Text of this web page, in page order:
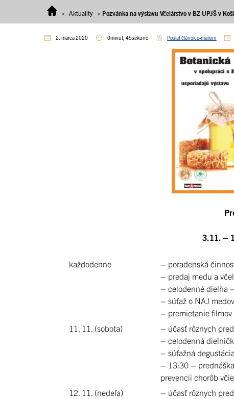
> Aktuality > Pozvánka na výstavu Včelárstvo v BZ UPJŠ v
2. marca 2020 0minút, 45sekúnd Poslať článok e-mailom
3.11. –
každodenne
– poradenská
– predaj medu a
– celodenné dielňa
– súťaž o NAJ
– premietanie filmov
11. 11. (sobota)
– účasť rôznych
– celodenná
– súťažná
– 13:30 –
prevencii chorôb
12. 11. (nedeľa)
– účasť rôznych